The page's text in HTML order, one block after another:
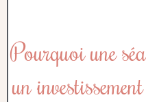
Pourquoi une
un